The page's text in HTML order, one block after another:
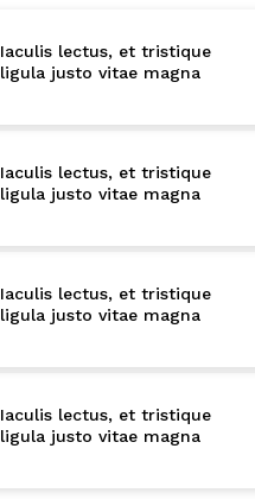
Iaculis lectus, et tristique
ligula justo vitae magna
Iaculis lectus, et tristique
ligula justo vitae magna
Iaculis lectus, et tristique
ligula justo vitae magna
Iaculis lectus, et tristique
ligula justo vitae magna